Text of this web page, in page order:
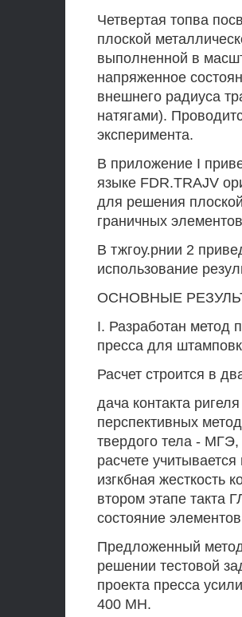
Четвертая топва
плоской
выполненной в
напряженное
внешнего радиуса
натягами).
эксперимента.
В приложение I
языке FDR.TRAJV
для решения
граничных
В тжгоу.рнии 2
использование
ОСНОВНЫЕ
I. Разработан метод
пресса для
Расчет строится в
дача контакта
перспективных
твердого тела -
расчете
изгкбная жесткость
втором этапе такта
состояние
Предложенный
решении тестовой
проекта пресса
400 МН.